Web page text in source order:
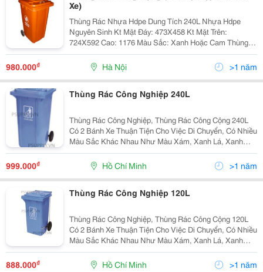
Xe)
Thùng Rác Nhựa Hdpe Dung Tích 240L Nhựa Hdpe
Nguyên Sinh Kt Mặt Đáy: 473X458 Kt Mặt Trên:
724X592 Cao: 1176 Màu Sắc: Xanh Hoặc Cam Thùng
Rác Nhựa Hdpe Dung Tích 120L Nhựa Hdpe Nguyên
980.000₫ Hà Nội >1 năm
Thùng Rác Công Nghiệp 240L
Thùng Rác Công Nghiệp, Thùng Rác Công Cộng 240L
Có 2 Bánh Xe Thuận Tiện Cho Việc Di Chuyển, Có Nhiều
Màu Sắc Khác Nhau Như Màu Xám, Xanh Lá, Xanh
Nước Biển (Thân Thiện Với Môi Trường) ... - Phù Hợp
Để Thu Gom, Vận Chuyển Rác Thải Nguy Hại Công Ngh
999.000₫ Hồ Chí Minh >1 năm
Thùng Rác Công Nghiệp 120L
Thùng Rác Công Nghiệp, Thùng Rác Công Cộng 120L
Có 2 Bánh Xe Thuận Tiện Cho Việc Di Chuyển, Có Nhiều
Màu Sắc Khác Nhau Như Màu Xám, Xanh Lá, Xanh
Nước Biển (Thân Thiện Với Môi Trường) .. - Thùng Rác
240L, 600L. - Phù Hợp Để Thu Gom, Vận Chuyển
888.000₫ Hồ Chí Minh >1 năm